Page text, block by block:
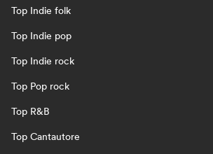
Top Indie folk
Top Indie pop
Top Indie rock
Top Pop rock
Top R&B
Top Cantautore